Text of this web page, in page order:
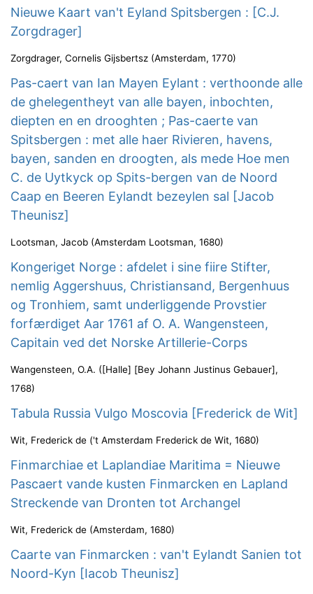
Nieuwe Kaart van't Eyland Spitsbergen : [C.J.
Zorgdrager]
Zorgdrager, Cornelis Gijsbertsz (Amsterdam, 1770)
Pas-caert van Ian Mayen Eylant : verthoonde alle
de ghelegentheyt van alle bayen, inbochten,
diepten en en drooghten ; Pas-caerte van
Spitsbergen : met alle haer Rivieren, havens,
bayen, sanden en droogten, als mede Hoe men
C. de Uytkyck op Spits-bergen van de Noord
Caap en Beeren Eylandt bezeylen sal [Jacob
Theunisz]
Lootsman, Jacob (Amsterdam Lootsman, 1680)
Kongeriget Norge : afdelet i sine fiire Stifter,
nemlig Aggershuus, Christiansand, Bergenhuus
og Tronhiem, samt underliggende Provstier
forfærdiget Aar 1761 af O. A. Wangensteen,
Capitain ved det Norske Artillerie-Corps
Wangensteen, O.A. ([Halle] [Bey Johann Justinus Gebauer],
1768)
Tabula Russia Vulgo Moscovia [Frederick de Wit]
Wit, Frederick de ('t Amsterdam Frederick de Wit, 1680)
Finmarchiae et Laplandiae Maritima = Nieuwe
Pascaert vande kusten Finmarcken en Lapland
Streckende van Dronten tot Archangel
Wit, Frederick de (Amsterdam, 1680)
Caarte van Finmarcken : van't Eylandt Sanien tot
Noord-Kyn [Iacob Theunisz]